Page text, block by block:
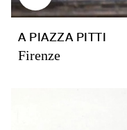
A PIAZZA PITTI
Firenze